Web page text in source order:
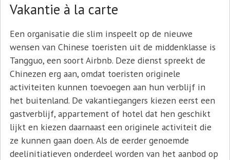
Vakantie à la carte
Een organisatie die slim inspeelt op de nieuwe
wensen van Chinese toeristen uit de middenklasse is
Tangguo, een soort Airbnb. Deze dienst spreekt de
Chinezen erg aan, omdat toeristen originele
activiteiten kunnen toevoegen aan hun verblijf in
het buitenland. De vakantiegangers kiezen eerst een
gastverblijf, appartement of hotel dat hen geschikt
lijkt en kiezen daarnaast een originele activiteit die
ze kunnen gaan doen. Als de eerder genoemde
deelinitiatieven onderdeel worden van het aanbod op